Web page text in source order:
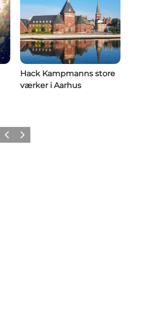
Hack Kampmanns store
værker i Aarhus
ForrigeNæste